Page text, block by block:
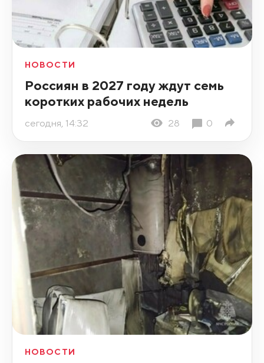
НОВОСТИ
Россиян в 2027 году ждут семь
коротких рабочих недель
сегодня, 14:32 28 0
НОВОСТИ